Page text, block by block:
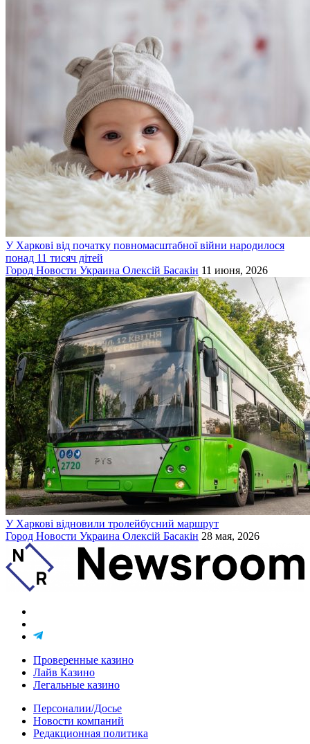
У Харкові від початку повномасштабної війни народилося
понад 11 тисяч дітей
Город Новости Украина Олексій Басакін 11 июня, 2026
У Харкові відновили тролейбусний маршрут
Город Новости Украина Олексій Басакін 28 мая, 2026
Проверенные казино
Лайв Казино
Легальные казино
Персоналии/Досье
Новости компаний
Редакционная политика